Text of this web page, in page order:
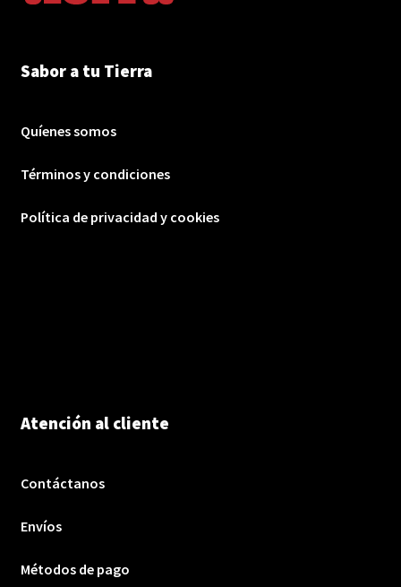
Sabor a tu Tierra
Quíenes somos
Términos y condiciones
Política de privacidad y cookies
Atención al cliente
Contáctanos
Envíos
Métodos de pago